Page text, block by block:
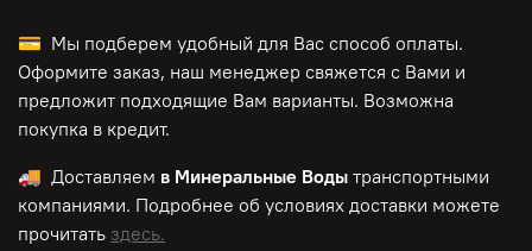
💳 Мы подберем удобный для Вас способ оплаты.
Оформите заказ, наш менеджер свяжется с Вами и
предложит подходящие Вам варианты. Возможна
покупка в кредит.
🚚 Доставляем в Минеральные Воды транспортными
компаниями. Подробнее об условиях доставки можете
прочитать здесь.